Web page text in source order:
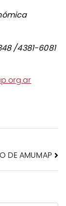
/4381-6081
DE AMUMAP